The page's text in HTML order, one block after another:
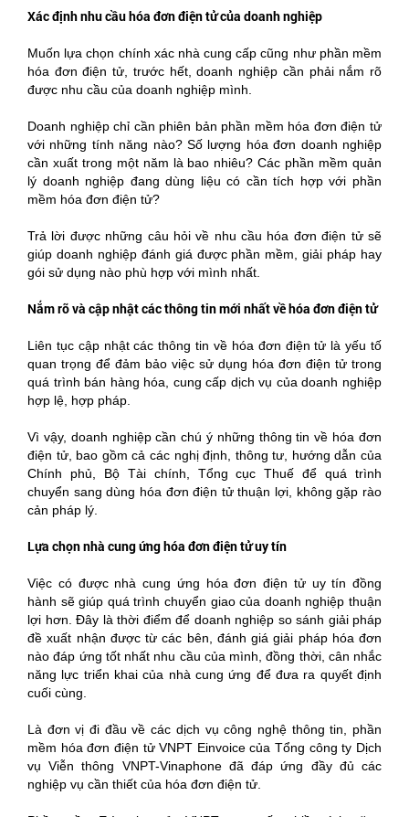
Xác định nhu cầu hóa đơn điện tử của doanh nghiệp
Muốn lựa chọn chính xác nhà cung cấp cũng như phần mềm
hóa đơn điện tử, trước hết, doanh nghiệp cần phải nắm rõ
được nhu cầu của doanh nghiệp mình.
Doanh nghiệp chỉ cần phiên bản phần mềm hóa đơn điện tử
với những tính năng nào? Số lượng hóa đơn doanh nghiệp
cần xuất trong một năm là bao nhiêu? Các phần mềm quản
lý doanh nghiệp đang dùng liệu có cần tích hợp với phần
mềm hóa đơn điện tử?
Trả lời được những câu hỏi về nhu cầu hóa đơn điện tử sẽ
giúp doanh nghiệp đánh giá được phần mềm, giải pháp hay
gói sử dụng nào phù hợp với mình nhất.
Nắm rõ và cập nhật các thông tin mới nhất về hóa đơn điện tử
Liên tục cập nhật các thông tin về hóa đơn điện tử là yếu tố
quan trọng để đảm bảo việc sử dụng hóa đơn điện tử trong
quá trình bán hàng hóa, cung cấp dịch vụ của doanh nghiệp
hợp lệ, hợp pháp.
Vì vậy, doanh nghiệp cần chú ý những thông tin về hóa đơn
điện tử, bao gồm cả các nghị định, thông tư, hướng dẫn của
Chính phủ, Bộ Tài chính, Tổng cục Thuế để quá trình
chuyển sang dùng hóa đơn điện tử thuận lợi, không gặp rào
cản pháp lý.
Lựa chọn nhà cung ứng hóa đơn điện tử uy tín
Việc có được nhà cung ứng hóa đơn điện tử uy tín đồng
hành sẽ giúp quá trình chuyển giao của doanh nghiệp thuận
lợi hơn. Đây là thời điểm để doanh nghiệp so sánh giải pháp
đề xuất nhận được từ các bên, đánh giá giải pháp hóa đơn
nào đáp ứng tốt nhất nhu cầu của mình, đồng thời, cân nhắc
năng lực triển khai của nhà cung ứng để đưa ra quyết định
cuối cùng.
Là đơn vị đi đầu về các dịch vụ công nghệ thông tin, phần
mềm hóa đơn điện tử VNPT Einvoice của Tổng công ty Dịch
vụ Viễn thông VNPT-Vinaphone đã đáp ứng đầy đủ các
nghiệp vụ cần thiết của hóa đơn điện tử.